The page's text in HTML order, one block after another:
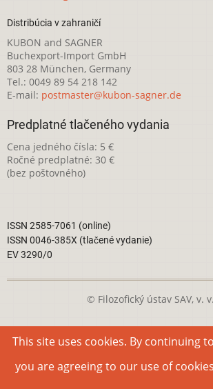
Distribúcia v zahraničí
KUBON and SAGNER
Buchexport-Import GmbH
803 28 München, Germany
Tel.: 0049 89 54 218 142
E-mail: postmaster@kubon-sagner.de
Predplatné tlačeného vydania
Cena jedného čísla: 5 €
Ročné predplatné: 30 €
(bez poštovného)
ISSN 2585-7061 (online)
ISSN 0046-385X (tlačené vydanie)
EV 3290/0
© Filozofický ústav SAV, v.
Táto webová stránka je licencovaná pod
Attribution-NonCommercial 4.0
This site uses cookies. By continuing
you are agreeing to our use of